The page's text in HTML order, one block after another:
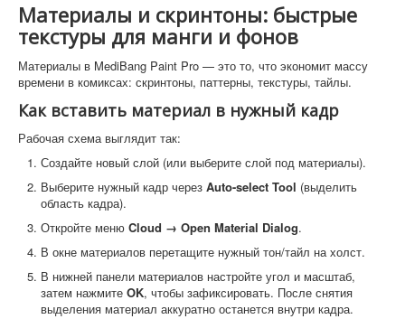
Материалы и скринтоны: быстрые
текстуры для манги и фонов
Материалы в MediBang Paint Pro — это то, что экономит массу
времени в комиксах: скринтоны, паттерны, текстуры, тайлы.
Как вставить материал в нужный кадр
Рабочая схема выглядит так:
Создайте новый слой (или выберите слой под материалы).
Выберите нужный кадр через Auto-select Tool (выделить
область кадра).
Откройте меню Cloud → Open Material Dialog.
В окне материалов перетащите нужный тон/тайл на холст.
В нижней панели материалов настройте угол и масштаб,
затем нажмите OK, чтобы зафиксировать. После снятия
выделения материал аккуратно останется внутри кадра.